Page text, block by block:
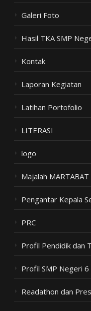
Galeri Foto
Hasil TKA SMP
Kontak
Laporan Kegiatan
Latihan Portofolio
LITERASI
logo
Majalah MARTABAT
Pengantar Kepala
PRC
Profil Pendidik dan
Profil SMP Negeri 6
Readathon dan